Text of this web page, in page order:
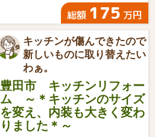
総額 175 万円
キッチンが傷んできたので
新しいものに取り替えたい
わぁ。
豊田市 キッチンリフォー
ム ～＊キッチンのサイズ
を変え、内装も大きく変わ
りました＊～